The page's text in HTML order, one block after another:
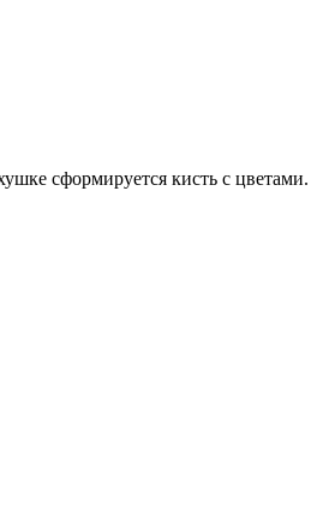
сформируется кисть с цветами.